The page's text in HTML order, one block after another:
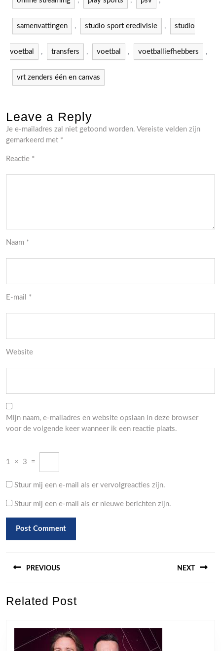
samenvattingen , studio sport eredivisie , studio
voetbal , transfers , voetbal , voetballiefhebbers ,
vrt zenders één en canvas
Leave a Reply
Je e-mailadres zal niet getoond worden. Vereiste velden zijn
gemarkeerd met *
Reactie *
Naam *
E-mail *
Website
Mijn naam, e-mailadres en website opslaan in deze browser
voor de volgende keer wanneer ik een reactie plaats.
1 × 3 =
Stuur mij een e-mail als er vervolgreacties zijn.
Stuur mij een e-mail als er nieuwe berichten zijn.
PREVIOUS
post:
NEXT
Related Post